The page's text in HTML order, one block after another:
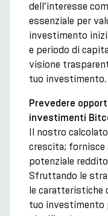
dell’interesse
essenziale per
investimento
e periodo di
visione
tuo investimento.
Prevedere
investimenti
Il nostro
crescita; fornisce
potenziale
Sfruttando le
le caratteristiche
tuo investimento